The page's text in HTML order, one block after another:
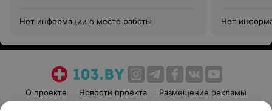
Нет информации о месте работы Нет
О проекте Новости проекта
Размещение рекламы